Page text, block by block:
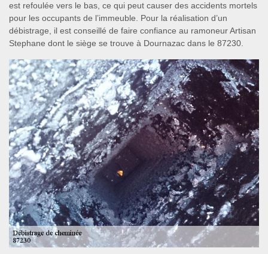
est refoulée vers le bas, ce qui peut causer des accidents mortels
pour les occupants de l’immeuble. Pour la réalisation d’un
débistrage, il est conseillé de faire confiance au ramoneur Artisan
Stephane dont le siège se trouve à Dournazac dans le 87230.